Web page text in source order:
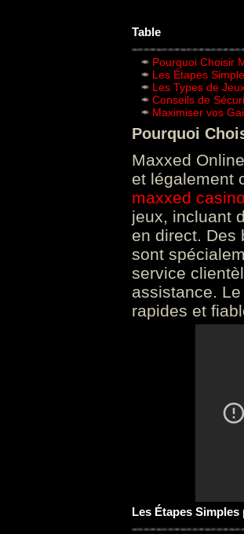
Table
Pourquoi Choisir
Les Étapes
Les Types de
Conseils de
Maximiser vos
Pourquoi
Maxxed
et légalement
maxxed
jeux, incluant
en direct. Des
sont
service
assistance.
rapides et
Les Étapes